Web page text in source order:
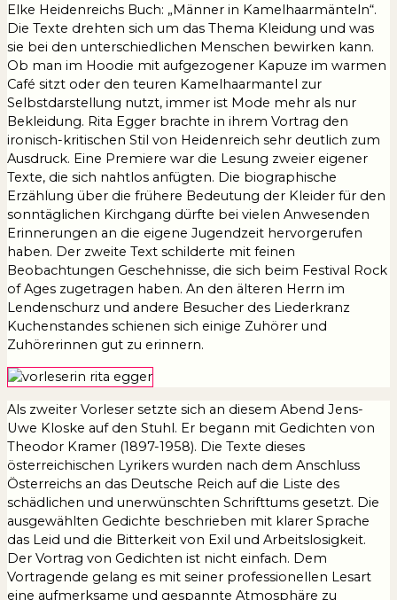
Elke Heidenreichs Buch: „Männer in Kamelhaarmänteln“.
Die Texte drehten sich um das Thema Kleidung und was
sie bei den unterschiedlichen Menschen bewirken kann.
Ob man im Hoodie mit aufgezogener Kapuze im warmen
Café sitzt oder den teuren Kamelhaarmantel zur
Selbstdarstellung nutzt, immer ist Mode mehr als nur
Bekleidung. Rita Egger brachte in ihrem Vortrag den
ironisch-kritischen Stil von Heidenreich sehr deutlich zum
Ausdruck. Eine Premiere war die Lesung zweier eigener
Texte, die sich nahtlos anfügten. Die biographische
Erzählung über die frühere Bedeutung der Kleider für den
sonntäglichen Kirchgang dürfte bei vielen Anwesenden
Erinnerungen an die eigene Jugendzeit hervorgerufen
haben. Der zweite Text schilderte mit feinen
Beobachtungen Geschehnisse, die sich beim Festival Rock
of Ages zugetragen haben. An den älteren Herrn im
Lendenschurz und andere Besucher des Liederkranz
Kuchenstandes schienen sich einige Zuhörer und
Zuhörerinnen gut zu erinnern.
Als zweiter Vorleser setzte sich an diesem Abend Jens-
Uwe Kloske auf den Stuhl. Er begann mit Gedichten von
Theodor Kramer (1897-1958). Die Texte dieses
österreichischen Lyrikers wurden nach dem Anschluss
Österreichs an das Deutsche Reich auf die Liste des
schädlichen und unerwünschten Schrifttums gesetzt. Die
ausgewählten Gedichte beschrieben mit klarer Sprache
das Leid und die Bitterkeit von Exil und Arbeitslosigkeit.
Der Vortrag von Gedichten ist nicht einfach. Dem
Vortragende gelang es mit seiner professionellen Lesart
eine aufmerksame und gespannte Atmosphäre zu